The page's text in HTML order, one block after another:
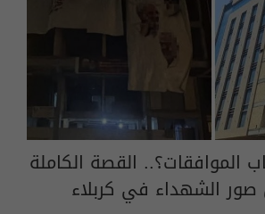
الموافقات؟.. القصة الكاملة
صور الشهداء في كربلاء